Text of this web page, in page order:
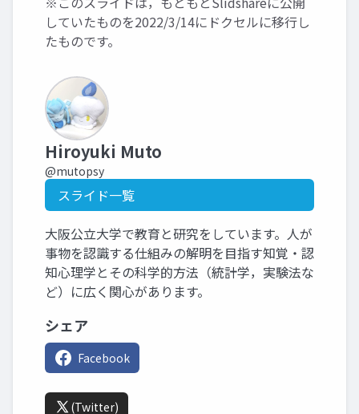
していたものを2022/3/14にドクセルに移行し
たものです。
Hiroyuki Muto
@mutopsy
スライド一覧
大阪公立大学で教育と研究をしています。人が
事物を認識する仕組みの解明を目指す知覚・認
知心理学とその科学的方法（統計学，実験法な
ど）に広く関心があります。
シェア
Facebook
(Twitter)